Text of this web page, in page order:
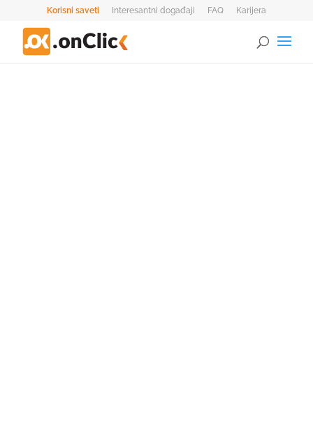
Korisni saveti Interesantni događaji FAQ
Karijera